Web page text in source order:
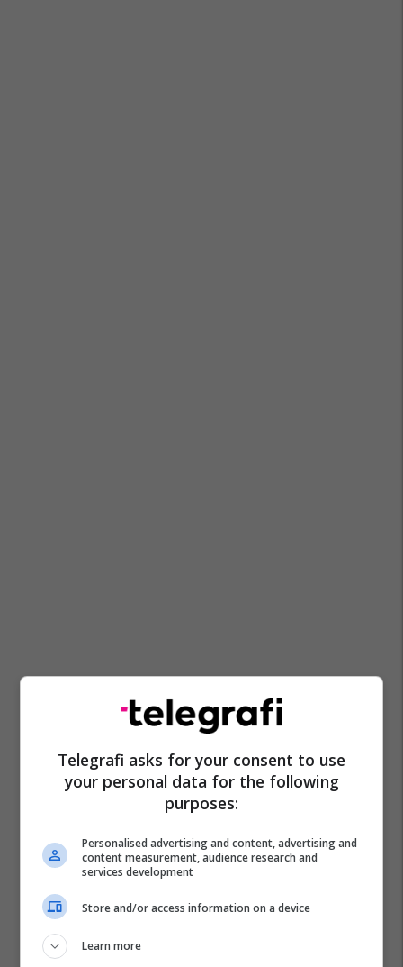
Telegrafi asks for your consent to use
your personal data for the following
purposes:
Personalised advertising and content, advertising and
content measurement, audience research and
services development
Store and/or access information on a device
Learn more